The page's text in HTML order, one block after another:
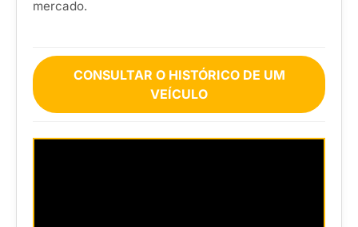
mercado.
CONSULTAR O HISTÓRICO DE UM
VEÍCULO